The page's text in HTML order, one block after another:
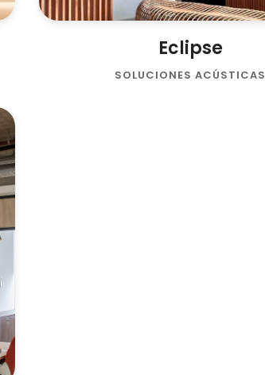
Eclipse
SOLUCIONES ACÚSTICAS